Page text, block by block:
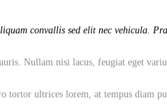
convallis sed elit nec vehicula.
Nullam nisi lacus, feugiat eget
ultrices lorem, at tempus diam